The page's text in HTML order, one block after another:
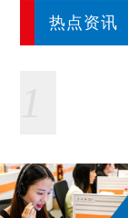
热点资讯